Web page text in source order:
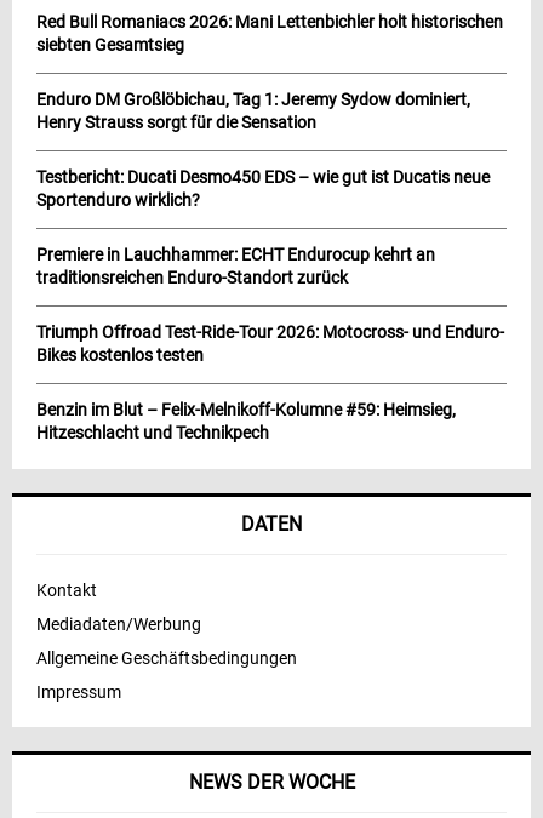
NEWS DER WOCHE
Red Bull Romaniacs 2026: Mani Lettenbichler holt historischen
siebten Gesamtsieg
Enduro DM Großlöbichau, Tag 1: Jeremy Sydow dominiert,
Henry Strauss sorgt für die Sensation
Testbericht: Ducati Desmo450 EDS – wie gut ist Ducatis neue
Sportenduro wirklich?
Premiere in Lauchhammer: ECHT Endurocup kehrt an
traditionsreichen Enduro-Standort zurück
Triumph Offroad Test-Ride-Tour 2026: Motocross- und Enduro-
Bikes kostenlos testen
Benzin im Blut – Felix-Melnikoff-Kolumne #59: Heimsieg,
Hitzeschlacht und Technikpech
DATEN
Kontakt
Mediadaten/Werbung
Allgemeine Geschäftsbedingungen
Impressum